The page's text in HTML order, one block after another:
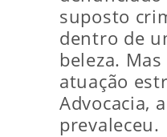
suposto
dentro de
beleza. Mas
atuação
Advocacia,
prevaleceu.